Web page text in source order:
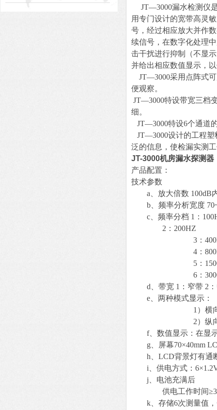
JT—3000漏水检测仪是
用专门设计的宽带高灵
号，经过相应放大并作
续信号，在数字化处理
击干扰进行抑制（不显
并给出相应数值显示，
JT—3000采用点阵式可
便观察。
JT—3000特设带宽三档
细。
JT—3000特设6个通道
JT—3000设计的工程塑
泛的信息，使检漏实测
JT-3000机房漏水探测器
产品配置：
技术参数
a、放大倍数 100dB
b、频率分析宽度
c、频率分档 1：
2：200HZ
3：
4：
5：
6：
d、带宽 1：窄带 2：
e、两种模式显示：
1）横向单条
2）纵向6条
f、数值显示：在显示
g、屏幕70×40mm
h、LCD背景灯有通断
i、供电方式：6×1.2V
j、电池充满后
供电工作时间≥35
k、存储6次测量值，